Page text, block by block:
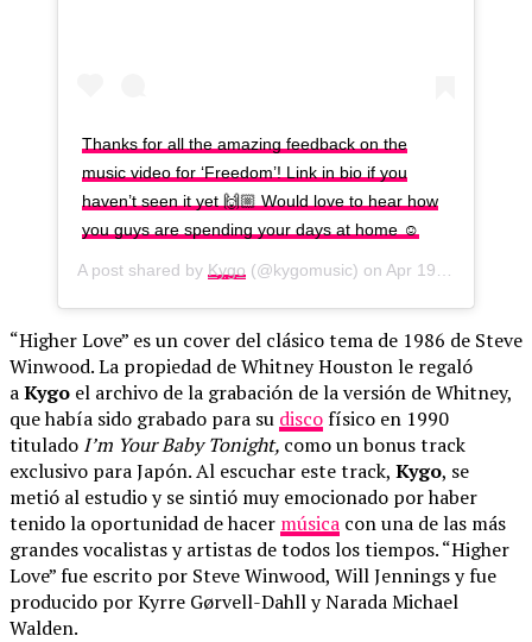
Thanks for all the amazing feedback on the
music video for ‘Freedom’! Link in bio if you
haven’t seen it yet 🙌🏼 Would love to hear how
you guys are spending your days at home ☺️
A post shared by Kygo (@kygomusic) on Apr 19, 2020 at 11:10am PDT
“Higher Love” es un cover del clásico tema de 1986 de Steve
Winwood. La propiedad de Whitney Houston le regaló
aKygo el archivo de la grabación de la versión de Whitney,
que había sido grabado para su discofísico en 1990
titulado I’m Your Baby Tonight, como un bonus track
exclusivo para Japón. Al escuchar este track, Kygo, se
metió al estudio y se sintió muy emocionado por haber
tenido la oportunidad de hacer música con una de las más
grandes vocalistas y artistas de todos los tiempos. “Higher
Love” fue escrito por Steve Winwood, Will Jennings y fue
producido por Kyrre Gørvell-Dahll y Narada Michael
Walden.